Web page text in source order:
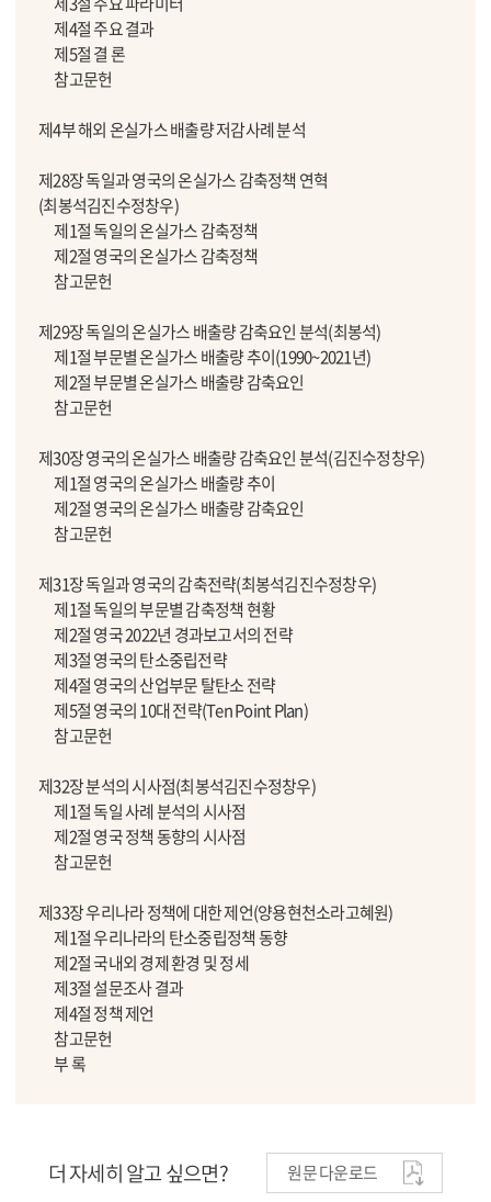
제4절 주요 결과
제5절 결 론
참고문헌
제4부 해외 온실가스 배출량 저감사례 분석
제28장 독일과 영국의 온실가스 감축정책 연혁
(최봉석김진수정창우)
제1절 독일의 온실가스 감축정책
제2절 영국의 온실가스 감축정책
참고문헌
제29장 독일의 온실가스 배출량 감축요인 분석(최봉석)
제1절 부문별 온실가스 배출량 추이(1990~2021년)
제2절 부문별 온실가스 배출량 감축요인
참고문헌
제30장 영국의 온실가스 배출량 감축요인 분석(김진수정창우)
제1절 영국의 온실가스 배출량 추이
제2절 영국의 온실가스 배출량 감축요인
참고문헌
제31장 독일과 영국의 감축전략(최봉석김진수정창우)
제1절 독일의 부문별 감축정책 현황
제2절 영국 2022년 경과보고서의 전략
제3절 영국의 탄소중립전략
제4절 영국의 산업부문 탈탄소 전략
제5절 영국의 10대 전략(Ten Point Plan)
참고문헌
제32장 분석의 시사점(최봉석김진수정창우)
제1절 독일 사례 분석의 시사점
제2절 영국 정책 동향의 시사점
참고문헌
제33장 우리나라 정책에 대한 제언(양용현천소라고혜원)
제1절 우리나라의 탄소중립정책 동향
제2절 국내외 경제 환경 및 정세
제3절 설문조사 결과
제4절 정책 제언
참고문헌
부 록
더 자세히 알고 싶으면? 원문 다운로드